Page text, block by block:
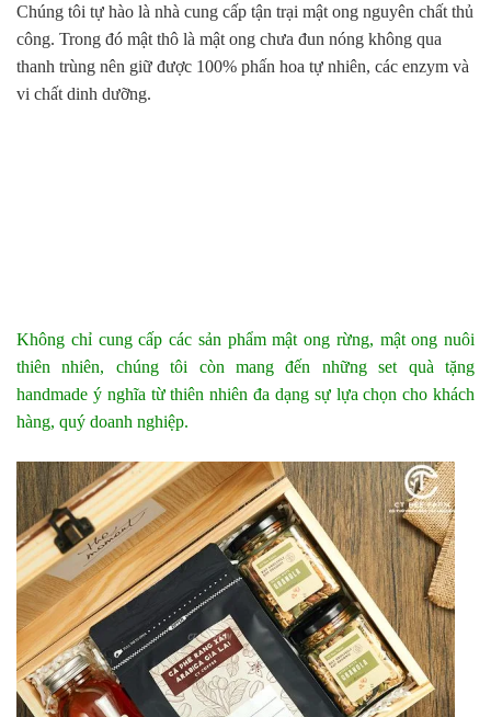
Chúng tôi tự hào là nhà cung cấp tận trại mật ong nguyên chất thủ
công. Trong đó mật thô là mật ong chưa đun nóng không qua
thanh trùng nên giữ được 100% phấn hoa tự nhiên, các enzym và
vi chất dinh dưỡng.
Không chỉ cung cấp các sản phẩm mật ong rừng, mật ong nuôi
thiên nhiên, chúng tôi còn mang đến những set quà tặng
handmade ý nghĩa từ thiên nhiên đa dạng sự lựa chọn cho khách
hàng, quý doanh nghiệp.